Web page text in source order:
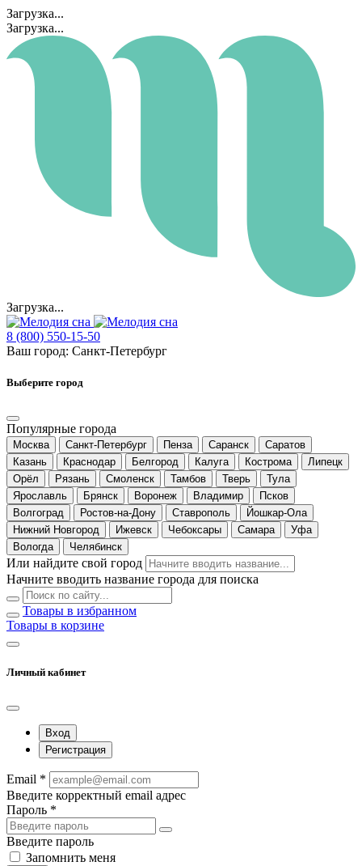
Загрузка...
Загрузка...
Загрузка...
8 (800) 550-15-50
Ваш город: Санкт-Петербург
Выберите город
Популярные города
Москва Санкт-Петербург Пенза Саранск
Саратов
Казань
Краснодар Белгород Калуга Кострома
Липецк
Орёл
Рязань Смоленск Тамбов Тверь
Тула
Ярославль
Брянск Воронеж Владимир
Псков
Волгоград
Ростов-на-Дону Ставрополь
Йошкар-Ола
Нижний Новгород
Ижевск Чебоксары Самара
Уфа
Вологда
Челябинск
Или найдите свой город
Начните вводить название города для поиска
Товары в избранном
Товары в корзине
Личный кабинет
Вход
Регистрация
Email *
Введите корректный email адрес
Пароль *
Введите пароль
Запомнить меня